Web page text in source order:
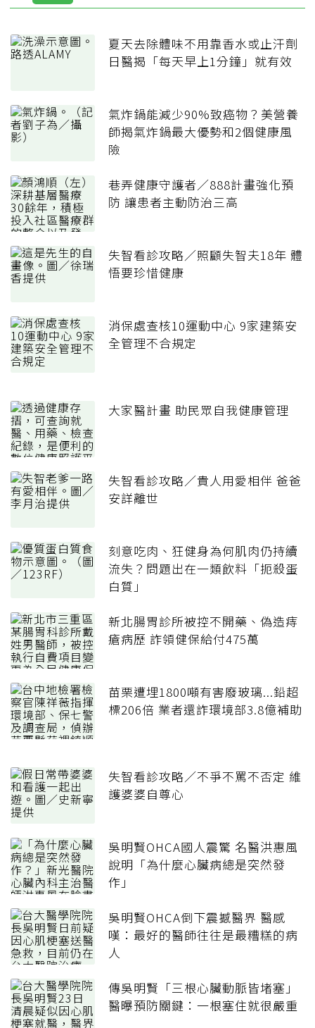
夏天去除體味不用靠香水或止汗劑
日醫揭「每天早上1分鐘」就有效
氣炸鍋能減少90%致癌物？美營養
師揭氣炸鍋最大優勢和2個健康風
險
巷弄健康守護者／888計畫強化預
防 讓患者主動防治三高
失智看診攻略／照顧失智夫18年 體
悟要珍惜健康
消保處查核10運動中心 9家建築安
全管理不合規定
大家醫計畫 助民眾自我健康管理
失智看診攻略／貴人用愛相伴 爸爸
安詳離世
刻意吃肉、狂健身為何肌肉仍持續
流失？問題出在一類飲料「扼殺蛋
白質」
新北腸胃診所被控不開藥、偽造痔
瘡病歷 詐領健保給付475萬
苗栗遭埋1800噸有害廢玻璃...鉛超
標206倍 業者還詐環境部3.8億補助
失智看診攻略／不爭不罵不否定 維
護婆婆自尊心
吳明賢OHCA國人震驚 名醫洪惠風
說明「為什麼心臟病總是突然發
作」
吳明賢OHCA倒下震撼醫界 醫感
嘆：最好的醫師往往是最糟糕的病
人
傳吳明賢「三根心臟動脈皆堵塞」
醫曝預防關鍵：一根塞住就很嚴重